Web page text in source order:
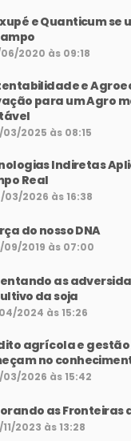
e Quanticum se
2020 às 09:18
e
para um Agro
2025 às 08:15
Indiretas
Real
2026 às 16:38
do nosso DNA
2019 às 07:00
as
da soja
2024 às 15:26
agrícola e gestão
no
2026 às 15:42
as Fronteiras
2023 às 13:28